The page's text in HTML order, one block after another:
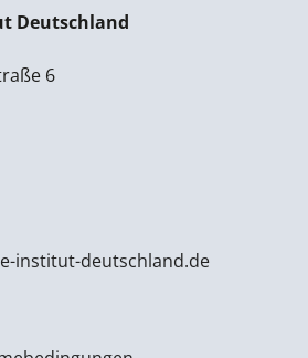
Deutschland
6
institut-deutschland.de